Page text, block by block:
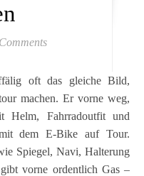
machen. Er vorne weg,
Helm, Fahrradoutfit und
dem E-Bike auf Tour.
Spiegel, Navi, Halterung
vorne ordentlich Gas –